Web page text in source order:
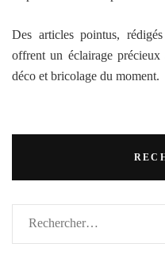
Des articles pointus,
offrent un éclairage précieux
déco et bricolage du moment.
Rechercher :